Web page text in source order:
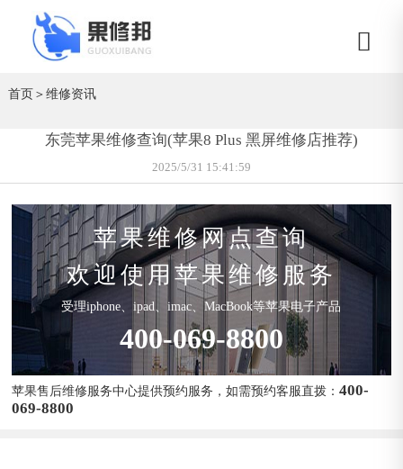
首页＞维修资讯
东莞苹果维修查询(苹果8 Plus 黑屏维修店推荐)
2025/5/31 15:41:59
苹果维修网点查询
欢迎使用苹果维修服务
受理iphone、ipad、imac、MacBook等苹果电子产品
400-069-8800
苹果售后维修服务中心提供预约服务，如需预约客服直拨：400-
069-8800